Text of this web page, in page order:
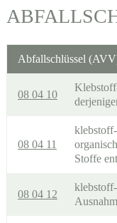
Abfallschlüssel
08 04 10
08 04 11
Stoffe
08 04 12